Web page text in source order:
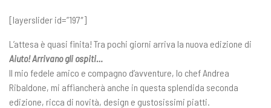
[layerslider id=”197″]
L’attesa è quasi finita! Tra pochi giorni arriva la nuova edizione di
Aiuto! Arrivano gli ospiti…
Il mio fedele amico e compagno d’avventure, lo chef Andrea
Ribaldone, mi affiancherà anche in questa splendida seconda
edizione, ricca di novità, design e gustosissimi piatti.